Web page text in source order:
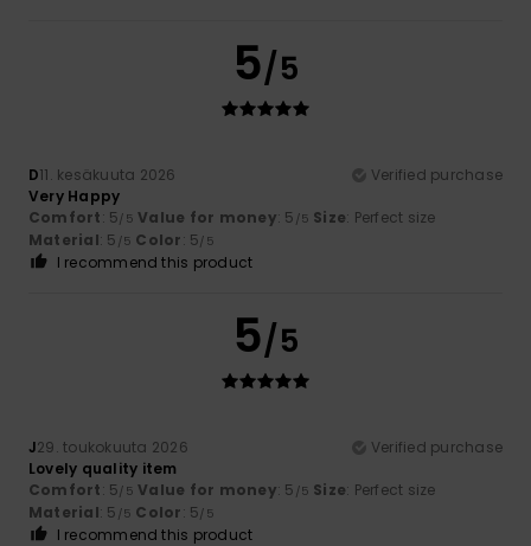
5/5
D11. kesäkuuta 2026
Verified purchase
Very Happy
Comfort: 5/5 Value for money: 5 /5 Size: Perfect size
Material: 5 /5 Color: 5/5
I recommend this product
5/5
J29. toukokuuta 2026
Verified purchase
Lovely quality item
Comfort: 5/5 Value for money: 5 /5 Size: Perfect size
Material: 5 /5 Color: 5/5
I recommend this product